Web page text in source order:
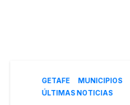
GETAFE MUNICIPIOS
ÚLTIMAS NOTICIAS